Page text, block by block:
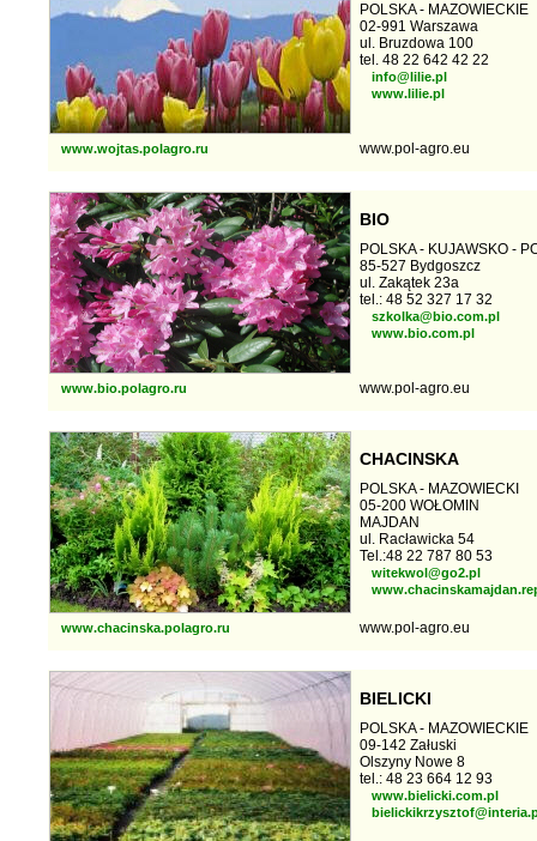
POLSKA - MAZOWIECKIE
02-991 Warszawa
ul. Bruzdowa 100
tel. 48 22 642 42 22
info@lilie.pl
www.lilie.pl
www.wojtas.polagro.ru www.pol-agro.eu
BIO
POLSKA - KUJAWSKO -
85-527 Bydgoszcz
ul. Zakątek 23a
tel.: 48 52 327 17 32
szkolka@bio.com.pl
www.bio.com.pl
www.bio.polagro.ru www.pol-agro.eu
CHACINSKA
POLSKA - MAZOWIECKI
05-200 WOŁOMIN
MAJDAN
ul. Racławicka 54
Tel.:48 22 787 80 53
witekwol@go2.pl
www.chacinska.polagro.ru www.pol-agro.eu
BIELICKI
POLSKA - MAZOWIECKIE
09-142 Załuski
Olszyny Nowe 8
tel.: 48 23 664 12 93
www.bielicki.com.pl